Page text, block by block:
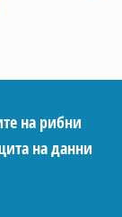
на рибни
на данни